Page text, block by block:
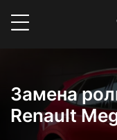
Замена
Renault